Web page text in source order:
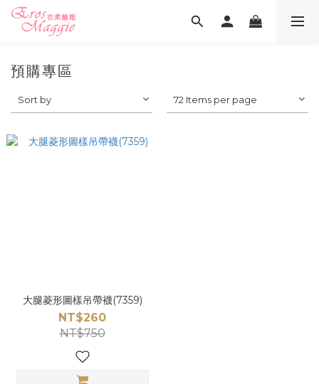
預購專區
Sort by 72 Items per page
大腿菱形圖樣吊帶襪(7359)
NT$260
NT$750